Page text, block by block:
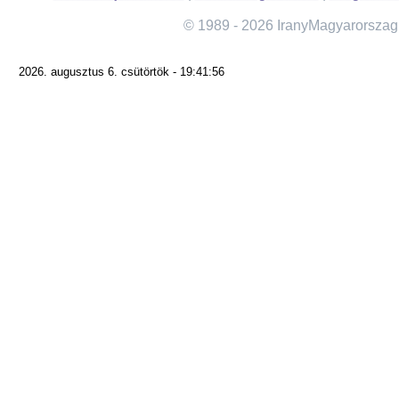
© 1989 - 2026
2026. augusztus 6. csütörtök - 19:41:56